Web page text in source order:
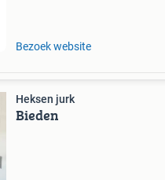
Bezoek website
Heksen jurk
Bieden